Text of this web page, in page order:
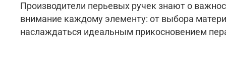
Производители перьевых ручек знают о
внимание каждому элементу: от выбора
наслаждаться идеальным прикосновением